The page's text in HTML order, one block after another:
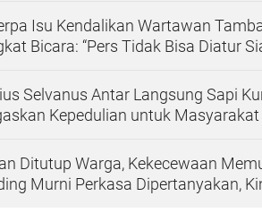
Isu Kendalikan Wartawan
Bicara: “Pers Tidak Bisa Diatur
Selvanus Antar Langsung Sapi
Kepedulian untuk
Ditutup Warga, Kekecewaan
Murni Perkasa Dipertanyakan,